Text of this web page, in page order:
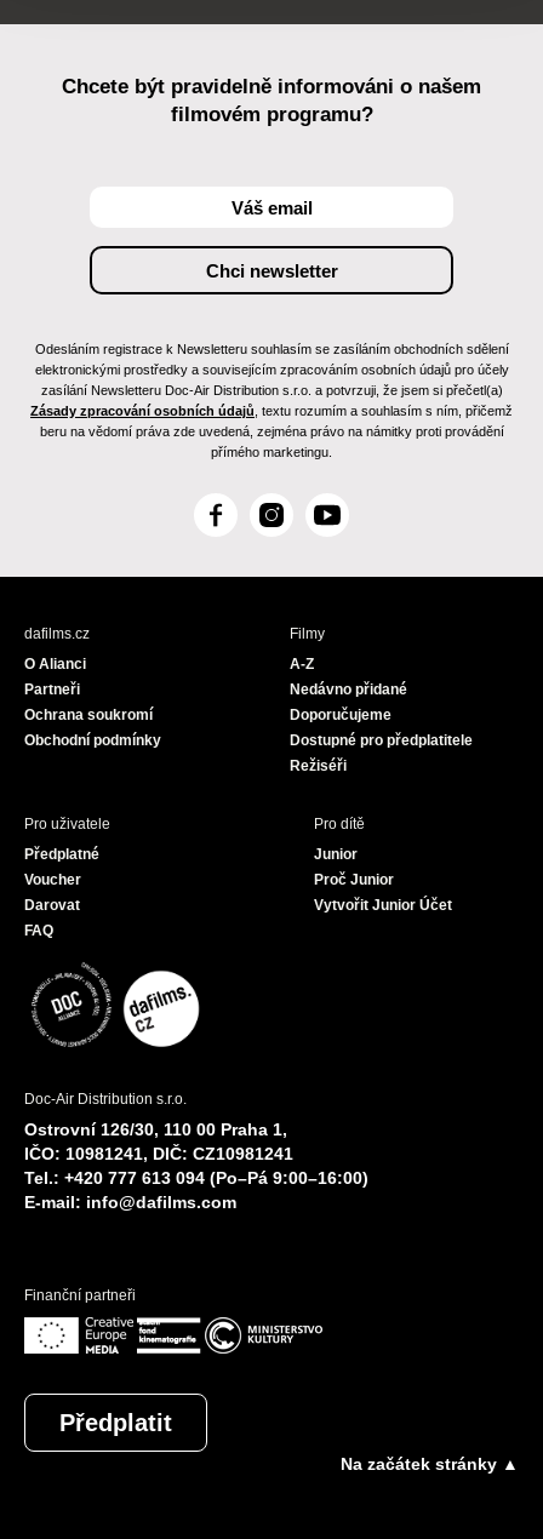
Chcete být pravidelně informováni o našem
filmovém programu?
Odesláním registrace k Newsletteru souhlasím se zasíláním obchodních sdělení
elektronickými prostředky a souvisejícím zpracováním osobních údajů pro účely
zasílání Newsletteru Doc-Air Distribution s.r.o. a potvrzuji, že jsem si přečetl(a)
Zásady zpracování osobních údajů , textu rozumím a souhlasím s ním, přičemž
beru na vědomí práva zde uvedená, zejména právo na námitky proti provádění
přímého marketingu.
F
c
I
s
Y
u
dafilms.cz
O Alianci
Partneři
Ochrana soukromí
Obchodní podmínky
Filmy
A-Z
Nedávno přidané
Doporučujeme
Dostupné pro předplatitele
Režiséři
Pro uživatele
Předplatné
Voucher
Darovat
FAQ
Pro dítě
Junior
Proč Junior
Vytvořit Junior Účet
Doc-Air Distribution s.r.o.
Ostrovní 126/30, 110 00 Praha 1,
IČO: 10981241, DIČ: CZ10981241
Tel.: +420 777 613 094 (Po–Pá 9:00–16:00)
E-mail: info@dafilms.com
Finanční partneři
Předplatit
Na začátek stránky ▲